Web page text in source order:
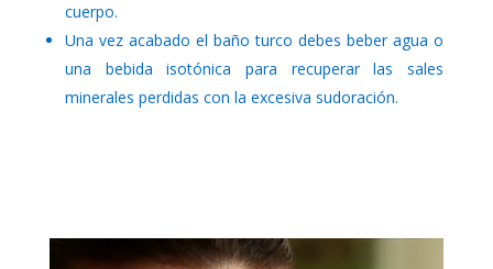
cuerpo.
Una vez acabado el baño turco debes beber agua o
una bebida isotónica para recuperar las sales
minerales perdidas con la excesiva sudoración.